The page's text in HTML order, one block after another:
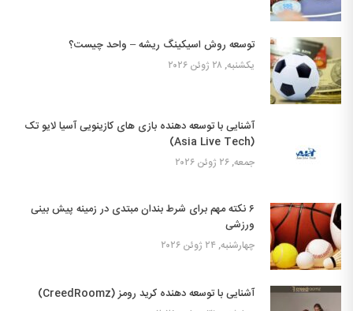
توسعه روش اسیکینگ ریشه – واحد چیست؟
یکشنبه, ۲۸ ژوئن ۲۰۲۶
آشنایی با توسعه دهنده بازی های کازینویی آسیا لایو تک
(Asia Live Tech)
جمعه, ۲۶ ژوئن ۲۰۲۶
۶ نکته مهم برای شرط بندان مبتدی در زمینه پیش بینی
ورزشی
چهارشنبه, ۲۴ ژوئن ۲۰۲۶
آشنایی با توسعه دهنده کرید رومز (CreedRoomz)